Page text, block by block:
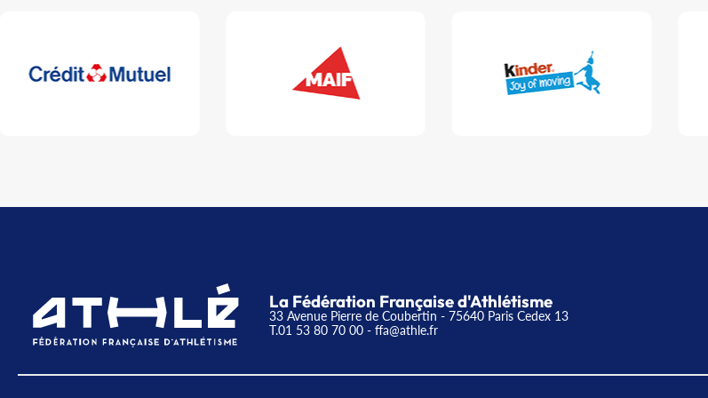
La Fédération Française d'Athlétisme
33 Avenue Pierre de Coubertin - 75640 Paris Cedex 13
T.01 53 80 70 00 - ffa@athle.fr